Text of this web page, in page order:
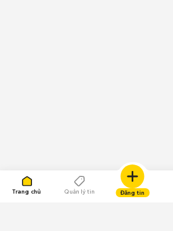
Trang chủ Quản lý tin Đăng tin